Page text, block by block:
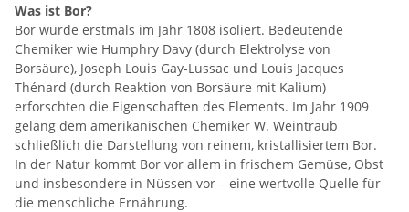
Was ist Bor?
Bor wurde erstmals im Jahr 1808 isoliert. Bedeutende
Chemiker wie Humphry Davy (durch Elektrolyse von
Borsäure), Joseph Louis Gay-Lussac und Louis Jacques
Thénard (durch Reaktion von Borsäure mit Kalium)
erforschten die Eigenschaften des Elements. Im Jahr 1909
gelang dem amerikanischen Chemiker W. Weintraub
schließlich die Darstellung von reinem, kristallisiertem Bor.
In der Natur kommt Bor vor allem in frischem Gemüse, Obst
und insbesondere in Nüssen vor – eine wertvolle Quelle für
die menschliche Ernährung.